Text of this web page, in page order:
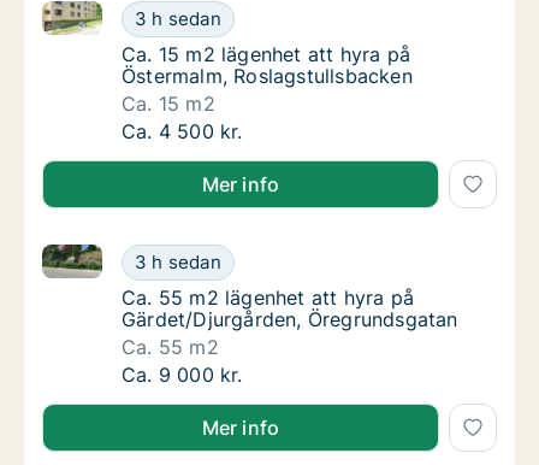
Ca. 15 m2 lägenhet att hyra på Östermalm,
3 h sedan
Ca. 15 m2 lägenhet att hyra på Östermalm,
Ca. 15 m2 lägenhet att hyra på Östermalm,
Ca. 15 m2 lägenhet att hyra på
Östermalm, Roslagstullsbacken
Ca. 15 m2
Ca. 15 m2 lägenhet att hyra på Östermalm,
Ca. 4 500 kr.
Mer info
Ca. 55 m2 lägenhet att hyra på Gärdet/
3 h sedan
Ca. 55 m2 lägenhet att hyra på Gärdet/Djurgården,
Ca. 55 m2 lägenhet att hyra på Gärdet/
Ca. 55 m2 lägenhet att hyra på
Gärdet/Djurgården, Öregrundsgatan
Ca. 55 m2
Ca. 55 m2 lägenhet att hyra på Gärdet/
Ca. 9 000 kr.
Mer info